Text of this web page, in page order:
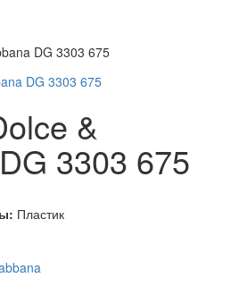
DG 3303 675
&
3303 675
Пластик